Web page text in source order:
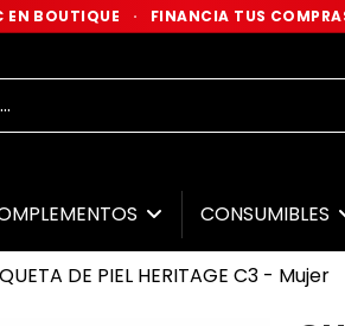
EN BOUTIQUE · FINANCIA TUS
CONSUMIBLES
DE PIEL HERITAGE C3 - Mujer